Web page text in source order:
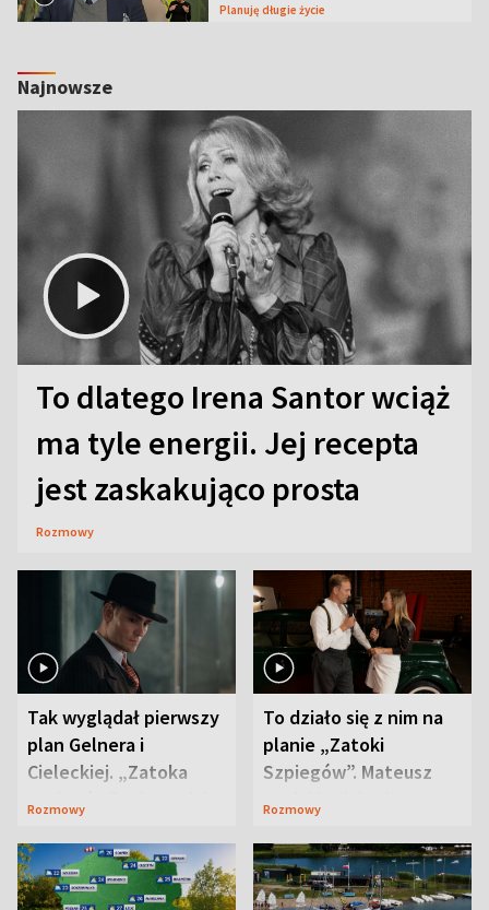
Planuję długie życie
Najnowsze
To dlatego Irena Santor wciąż
ma tyle energii. Jej recepta
jest zaskakująco prosta
Rozmowy
Tak wyglądał pierwszy
plan Gelnera i
Cieleckiej. „Zatoka
szpiegów” od razu ich
Rozmowy
To działo się z nim na
planie „Zatoki
Szpiegów”. Mateusz
Janicki odsłonił
Rozmowy